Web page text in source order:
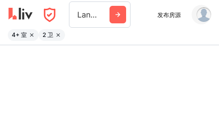
Langley 发布房源
4+ 室 2 卫